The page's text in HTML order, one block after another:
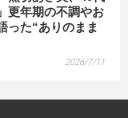
更年期の不調やお
った“ありのまま
2026/7/11